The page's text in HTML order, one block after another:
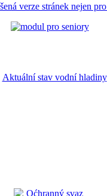
verze stránek nejen